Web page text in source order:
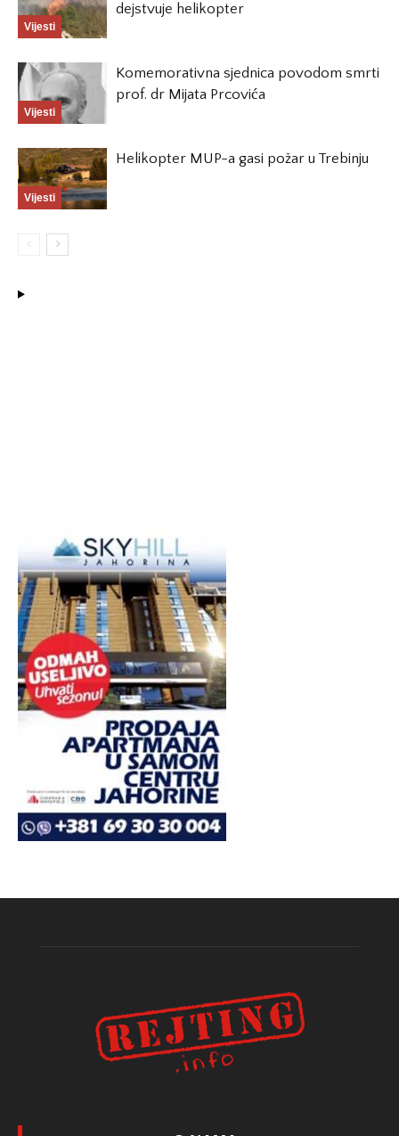
Vijesti
dejstvuje helikopter
Vijesti
Komemorativna sjednica povodom smrti
prof. dr Mijata Prcovića
Vijesti
Helikopter MUP-a gasi požar u Trebinju